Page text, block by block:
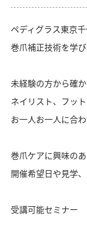
ペディグラス東京
巻爪補正技術を学
未経験の方から確
ネイリスト、フッ
お一人お一人に合
巻爪ケアに興味の
開催希望日や見学
受講可能セミナー